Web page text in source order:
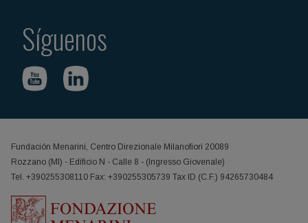
Síguenos
Fundación Menarini, Centro Direzionale Milanofiori 20089
Rozzano (MI) - Edificio N - Calle 8 - (Ingresso Giovenale)
Tel. +390255308110 Fax: +390255305739 Tax ID (C.F.) 94265730484